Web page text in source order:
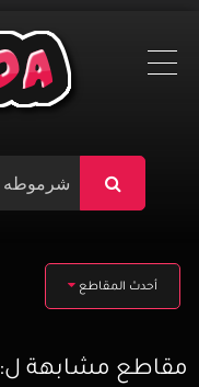
content
أحدث المقاطع
مقاطع مشابهة ل: